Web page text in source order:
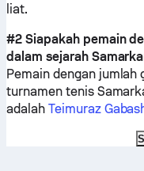
liat.
#2 Siapakah pemain
dalam sejarah
Pemain dengan
turnamen tenis
adalah Teimuraz